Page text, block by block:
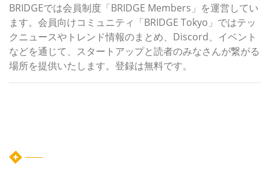
BRIDGEでは会員制度「BRIDGE Members」を運営してい
ます。会員向けコミュニティ「BRIDGE Tokyo」ではテッ
クニュースやトレンド情報のまとめ、Discord、イベント
などを通じて、スタートアップと読者のみなさんが繋がる
場所を提供いたします。登録は無料です。